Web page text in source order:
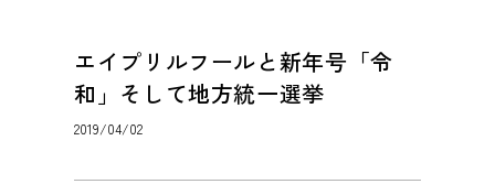
エイプリルフールと新年号「令
和」そして地方統一選挙
2019/04/02